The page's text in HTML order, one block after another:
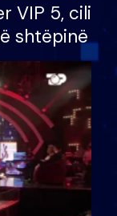
VIP 5, cili
shtëpinë